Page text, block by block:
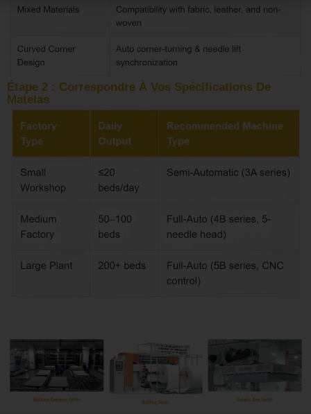
Étape 2 : Correspondre À Vos Spécifications De
Matelas